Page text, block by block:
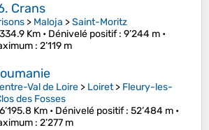
Crans
> Maloja >Saint-Moritz
Km • Dénivelé positif: 9’244 m •
: 2’119 m
Val de Loire > Loiret> Fleury-les-
des Fosses
Km • Dénivelé positif: 52’484 m •
: 2’277 m